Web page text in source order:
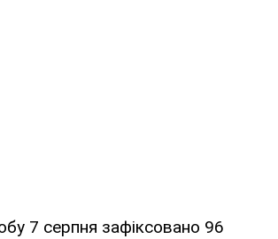
7 серпня зафіксовано 96